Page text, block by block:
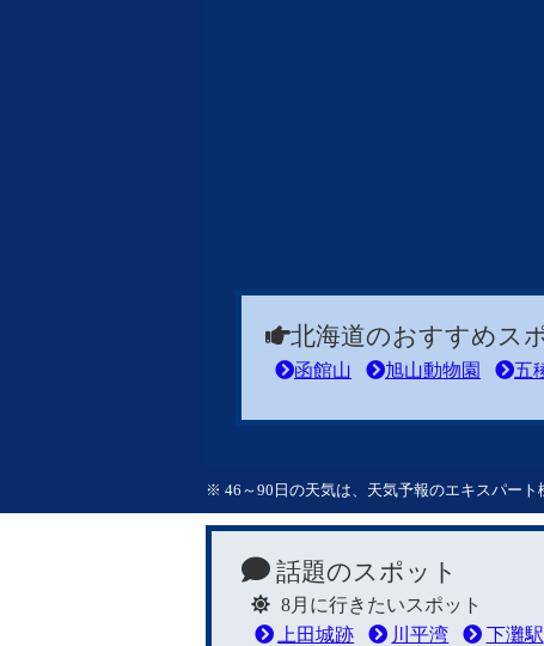
北海道のおすすめス
函館山 旭山動物園 五
※ 46～90日の天気は、天気予報のエキスパート
話題のスポット
8月に行きたいスポット
上田城跡
川平湾 下灘駅